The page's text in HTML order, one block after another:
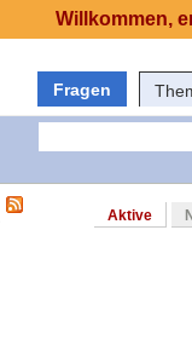
Fragen
Aktive
Willkommen,